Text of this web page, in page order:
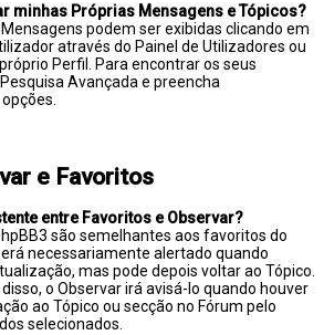
minhas Próprias Mensagens e Tópicos?
podem ser exibidas clicando em
através do Painel de Utilizadores ou
Perfil. Para encontrar os seus
Avançada e preencha
e Favoritos
entre Favoritos e Observar?
são semelhantes aos favoritos do
necessariamente alertado quando
mas pode depois voltar ao Tópico.
o Observar irá avisá-lo quando houver
ao Tópico ou secção no Fórum pelo
selecionados.